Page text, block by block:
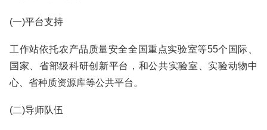
(一)平台支持
工作站依托农产品质量安全全国重点实验室等55个国际、
国家、省部级科研创新平台，和公共实验室、实验动物中
心、省种质资源库等公共平台。
(二)导师队伍